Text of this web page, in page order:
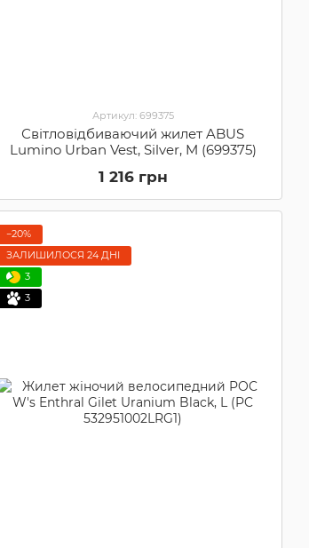
Артикул: 699375
Світловідбиваючий жилет ABUS
Lumino Urban Vest, Silver, M (699375)
1 216 грн
−20%
ЗАЛИШИЛОСЯ 24 ДНІ
3
3